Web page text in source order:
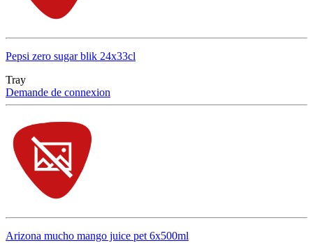
Pepsi zero sugar blik 24x33cl
Tray
Demande de connexion
Arizona mucho mango juice pet 6x500ml